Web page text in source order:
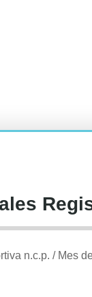
n.c.p. / Mes